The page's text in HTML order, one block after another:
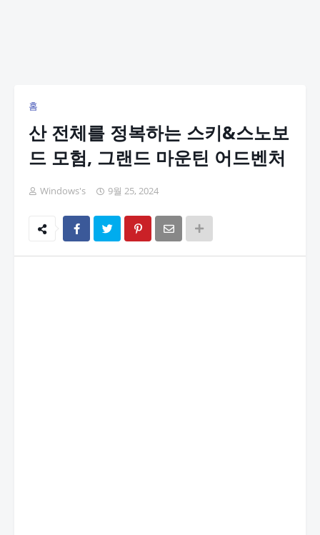
홈
산 전체를 정복하는 스키&스노보
드 모험, 그랜드 마운틴 어드벤처
Windows's 9월 25, 2024